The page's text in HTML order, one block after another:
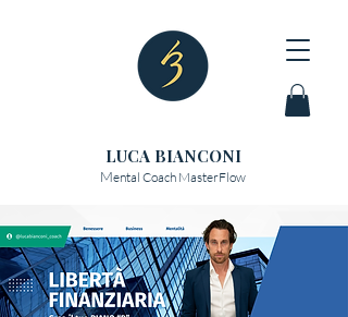
LUCA BIANCONI
Mental Coach MasterFlow